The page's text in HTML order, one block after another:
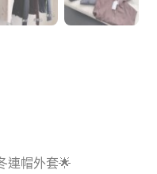
連帽外套🌟